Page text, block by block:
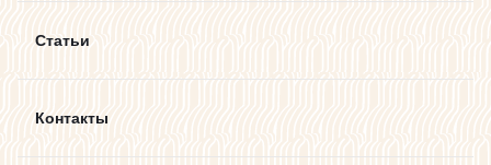
Статьи
Контакты